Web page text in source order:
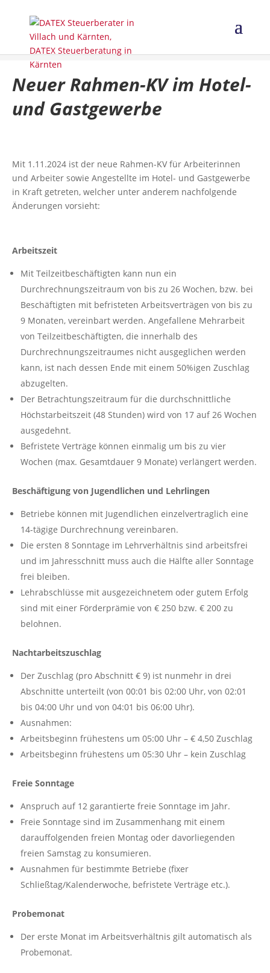
Neuer Rahmen-KV im Hotel-
und Gastgewerbe
Mit 1.11.2024 ist der neue Rahmen-KV für Arbeiterinnen
und Arbeiter sowie Angestellte im Hotel- und Gastgewerbe
in Kraft getreten, welcher unter anderem nachfolgende
Änderungen vorsieht:
Arbeitszeit
Mit Teilzeitbeschäftigten kann nun ein
Durchrechnungszeitraum von bis zu 26 Wochen, bzw. bei
Beschäftigten mit befristeten Arbeitsverträgen von bis zu
9 Monaten, vereinbart werden. Angefallene Mehrarbeit
von Teilzeitbeschäftigten, die innerhalb des
Durchrechnungszeitraumes nicht ausgeglichen werden
kann, ist nach dessen Ende mit einem 50%igen Zuschlag
abzugelten.
Der Betrachtungszeitraum für die durchschnittliche
Höchstarbeitszeit (48 Stunden) wird von 17 auf 26 Wochen
ausgedehnt.
Befristete Verträge können einmalig um bis zu vier
Wochen (max. Gesamtdauer 9 Monate) verlängert werden.
Beschäftigung von Jugendlichen und Lehrlingen
Betriebe können mit Jugendlichen einzelvertraglich eine
14-tägige Durchrechnung vereinbaren.
Die ersten 8 Sonntage im Lehrverhältnis sind arbeitsfrei
und im Jahresschnitt muss auch die Hälfte aller Sonntage
frei bleiben.
Lehrabschlüsse mit ausgezeichnetem oder gutem Erfolg
sind mit einer Förderprämie von € 250 bzw. € 200 zu
belohnen.
Nachtarbeitszuschlag
Der Zuschlag (pro Abschnitt € 9) ist nunmehr in drei
Abschnitte unterteilt (von 00:01 bis 02:00 Uhr, von 02:01
bis 04:00 Uhr und von 04:01 bis 06:00 Uhr).
Ausnahmen:
Arbeitsbeginn frühestens um 05:00 Uhr – € 4,50 Zuschlag
Arbeitsbeginn frühestens um 05:30 Uhr – kein Zuschlag
Freie Sonntage
Anspruch auf 12 garantierte freie Sonntage im Jahr.
Freie Sonntage sind im Zusammenhang mit einem
darauffolgenden freien Montag oder davorliegenden
freien Samstag zu konsumieren.
Ausnahmen für bestimmte Betriebe (fixer
Schließtag/Kalenderwoche, befristete Verträge etc.).
Probemonat
Der erste Monat im Arbeitsverhältnis gilt automatisch als
Probemonat.